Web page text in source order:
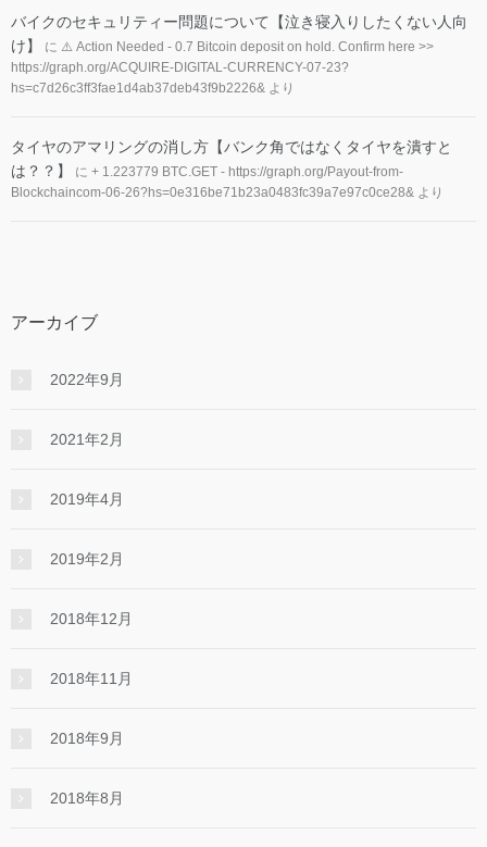
バイクのセキュリティー問題について【泣き寝入りしたくない人向
け】
に ⚠️ Action Needed - 0.7 Bitcoin deposit on hold. Confirm here >>
https://graph.org/ACQUIRE-DIGITAL-CURRENCY-07-23?
hs=c7d26c3ff3fae1d4ab37deb43f9b2226& より
タイヤのアマリングの消し方【バンク角ではなくタイヤを潰すと
は？？】
に + 1.223779 BTC.GET - https://graph.org/Payout-from-
Blockchaincom-06-26?hs=0e316be71b23a0483fc39a7e97c0ce28& より
アーカイブ
2022年9月
2021年2月
2019年4月
2019年2月
2018年12月
2018年11月
2018年9月
2018年8月